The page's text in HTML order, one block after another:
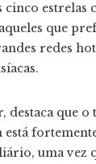
cinco estrelas
que
redes
destaca que
uma vez